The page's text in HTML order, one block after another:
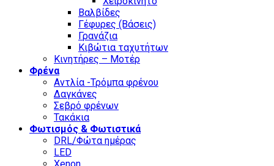
Βαλβίδες
Γέφυρες (Βάσεις)
Γρανάζια
Κιβώτια ταχυτήτων
Κινητήρες – Μοτέρ
Φρένα
Αντλία -Τρόμπα φρένου
Δαγκάνες
Σεβρό φρένων
Τακάκια
Φωτισμός & Φωτιστικά
DRL/Φώτα ημέρας
LED